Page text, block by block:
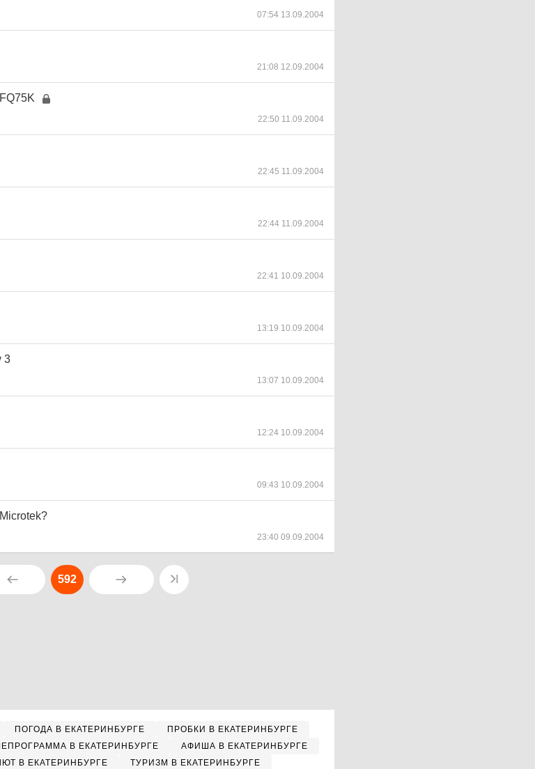
07:54 13.09.2004
21:08 12.09.2004
22:50 11.09.2004
22:45 11.09.2004
22:44 11.09.2004
22:41 10.09.2004
13:19 10.09.2004
3
13:07 10.09.2004
12:24 10.09.2004
09:43 10.09.2004
23:40 09.09.2004
592
ПОГОДА В ЕКАТЕРИНБУРГЕ
ПРОБКИ В ЕКАТЕРИНБУРГЕ
В ЕКАТЕРИНБУРГЕ
АФИША В ЕКАТЕРИНБУРГЕ
В ЕКАТЕРИНБУРГЕ ТУРИЗМ В ЕКАТЕРИНБУРГЕ